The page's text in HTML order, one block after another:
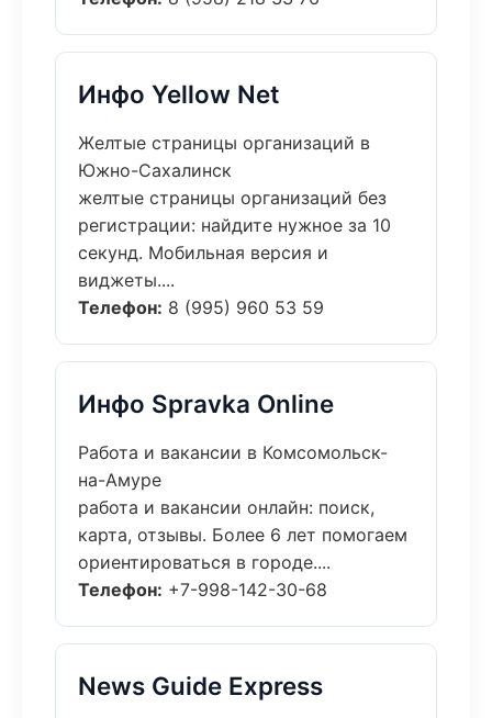
Инфо Yellow Net
Желтые страницы организаций в
Южно-Сахалинск
желтые страницы организаций без
регистрации: найдите нужное за 10
секунд. Мобильная версия и
виджеты....
Телефон: 8 (995) 960 53 59
Инфо Spravka Online
Работа и вакансии в Комсомольск-
на-Амуре
работа и вакансии онлайн: поиск,
карта, отзывы. Более 6 лет помогаем
ориентироваться в городе....
Телефон: +7-998-142-30-68
News Guide Express